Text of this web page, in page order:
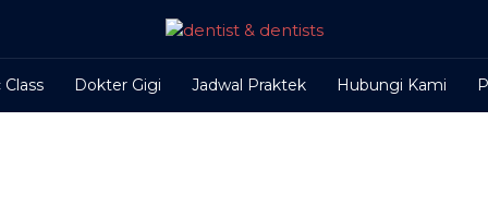
Dokter Gigi Jadwal Praktek Hubungi Kami